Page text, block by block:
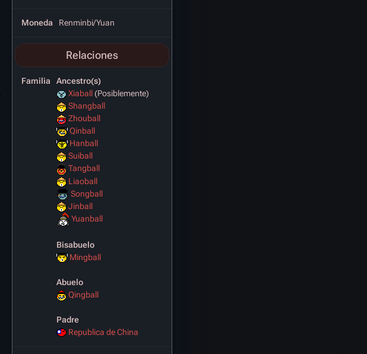
Moneda Renminbi/Yuan
Relaciones
Familia
Ancestro(s)
Xiaball(Posiblemente)
Shangball
Zhouball
Qinball
Hanball
Suiball
Tangball
Liaoball
Songball
Jinball
Yuanball
Bisabuelo
Mingball
Abuelo
Qingball
Padre
Republica de China